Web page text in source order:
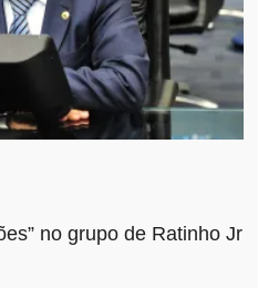
no grupo de Ratinho Jr